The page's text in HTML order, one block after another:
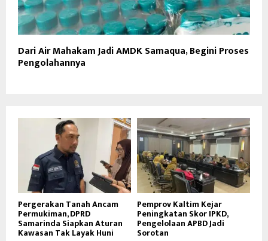
Dari Air Mahakam Jadi AMDK Samaqua, Begini Proses
Pengolahannya
Pergerakan Tanah Ancam
Permukiman, DPRD
Samarinda Siapkan Aturan
Kawasan Tak Layak Huni
Pemprov Kaltim Kejar
Peningkatan Skor IPKD,
Pengelolaan APBD Jadi
Sorotan